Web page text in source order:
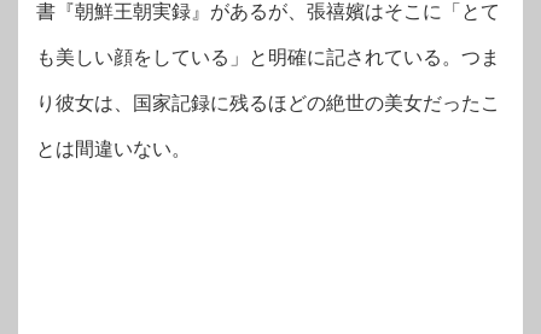
書『朝鮮王朝実録』があるが、張禧嬪はそこに「とて
も美しい顔をしている」と明確に記されている。つま
り彼女は、国家記録に残るほどの絶世の美女だったこ
とは間違いない。